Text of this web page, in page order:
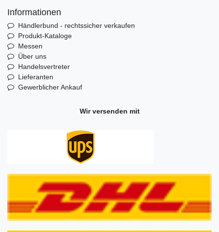
Informationen
Händlerbund - rechtssicher verkaufen
Produkt-Kataloge
Messen
Über uns
Handelsvertreter
Lieferanten
Gewerblicher Ankauf
Wir versenden mit